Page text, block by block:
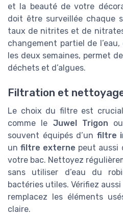
et la beauté de votre
doit être surveillée chaque
taux de nitrites et de
changement partiel de
les deux semaines, permet
déchets et d’algues.
Filtration et
Le choix du filtre est
comme le Juwel Trigon
souvent équipés d’un filtre
unfiltre externe peut aussi
votre bac. Nettoyez
sans utiliser d’eau du
bactéries utiles. Vérifiez
remplacez les éléments
claire.